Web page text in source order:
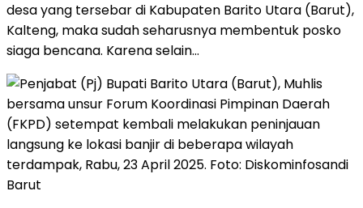
desa yang tersebar di Kabupaten Barito Utara (Barut),
Kalteng, maka sudah seharusnya membentuk posko
siaga bencana. Karena selain…